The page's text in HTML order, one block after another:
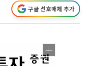
구글 선호매체 추가